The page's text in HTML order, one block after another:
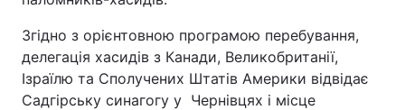
Київ
Дніпро Харків
Одеса
Згідно з орієнтовною програмою перебування,
делегація хасидів з Канади, Великобританії,
Ізраїлю та Сполучених Штатів Америки відвідає
Садгірську синагогу у Чернівцях і місце